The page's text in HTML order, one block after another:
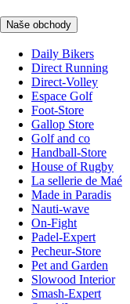
Naše obchody
Daily Bikers
Direct Running
Direct-Volley
Espace Golf
Foot-Store
Gallop Store
Golf and co
Handball-Store
House of Rugby
La sellerie de Maé
Made in Paradis
Nauti-wave
On-Fight
Padel-Expert
Pecheur-Store
Pet and Garden
Slowood Interior
Smash-Expert